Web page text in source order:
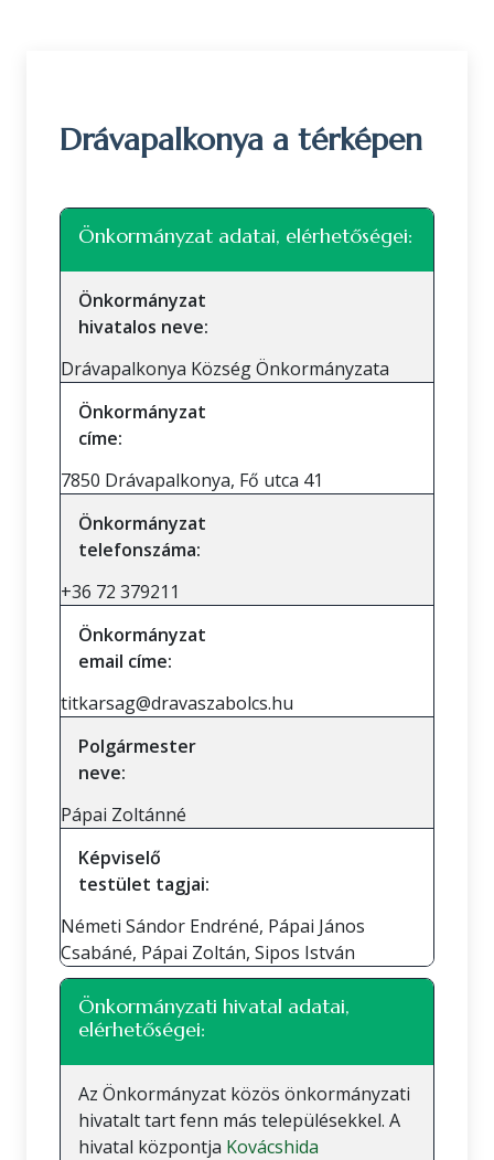
Drávapalkonya a térképen
+
Önkormányzat adatai, elérhetőségei:
Önkormányzat
hivatalos neve:
Drávapalkonya Község Önkormányzata
Önkormányzat
címe:
7850 Drávapalkonya, Fő utca 41
Önkormányzat
telefonszáma:
+36 72 379211
Önkormányzat
email címe:
titkarsag@dravaszabolcs.hu
Polgármester
neve:
Pápai Zoltánné
Képviselő
testület tagjai:
Németi Sándor Endréné, Pápai János
Csabáné, Pápai Zoltán, Sipos István
Önkormányzati hivatal adatai,
elérhetőségei:
Az Önkormányzat közös önkormányzati
hivatalt tart fenn más településekkel. A
hivatal központja Kovácshida